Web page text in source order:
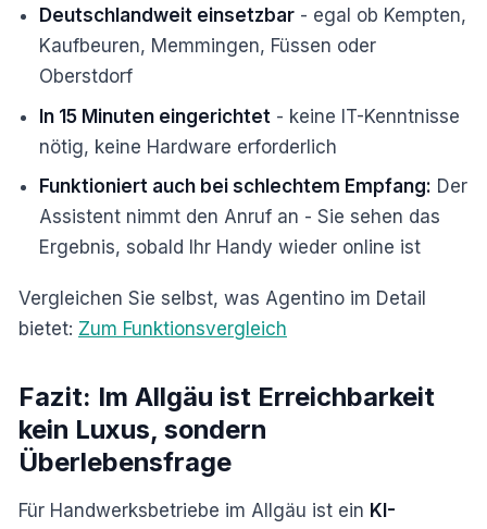
Deutschlandweit einsetzbar - egal ob Kempten,
Kaufbeuren, Memmingen, Füssen oder
Oberstdorf
In 15 Minuten eingerichtet - keine IT-Kenntnisse
nötig, keine Hardware erforderlich
Funktioniert auch bei schlechtem Empfang: Der
Assistent nimmt den Anruf an - Sie sehen das
Ergebnis, sobald Ihr Handy wieder online ist
Vergleichen Sie selbst, was Agentino im Detail
bietet: Zum Funktionsvergleich
Fazit: Im Allgäu ist Erreichbarkeit
kein Luxus, sondern
Überlebensfrage
Für Handwerksbetriebe im Allgäu ist ein KI-